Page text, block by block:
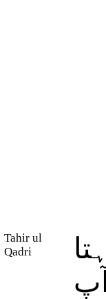
Tahir ul
Qadri